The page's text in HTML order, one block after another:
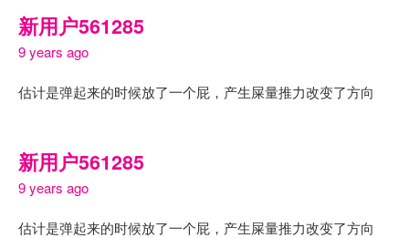
新用户561285
9 years ago
估计是弹起来的时候放了一个屁，产生屎量推力改变了方向
新用户561285
9 years ago
估计是弹起来的时候放了一个屁，产生屎量推力改变了方向